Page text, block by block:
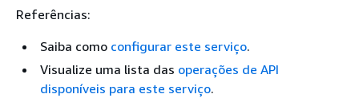
Referências:
Saiba como configurar este serviço.
Visualize uma lista das operações de API
disponíveis para este serviço.